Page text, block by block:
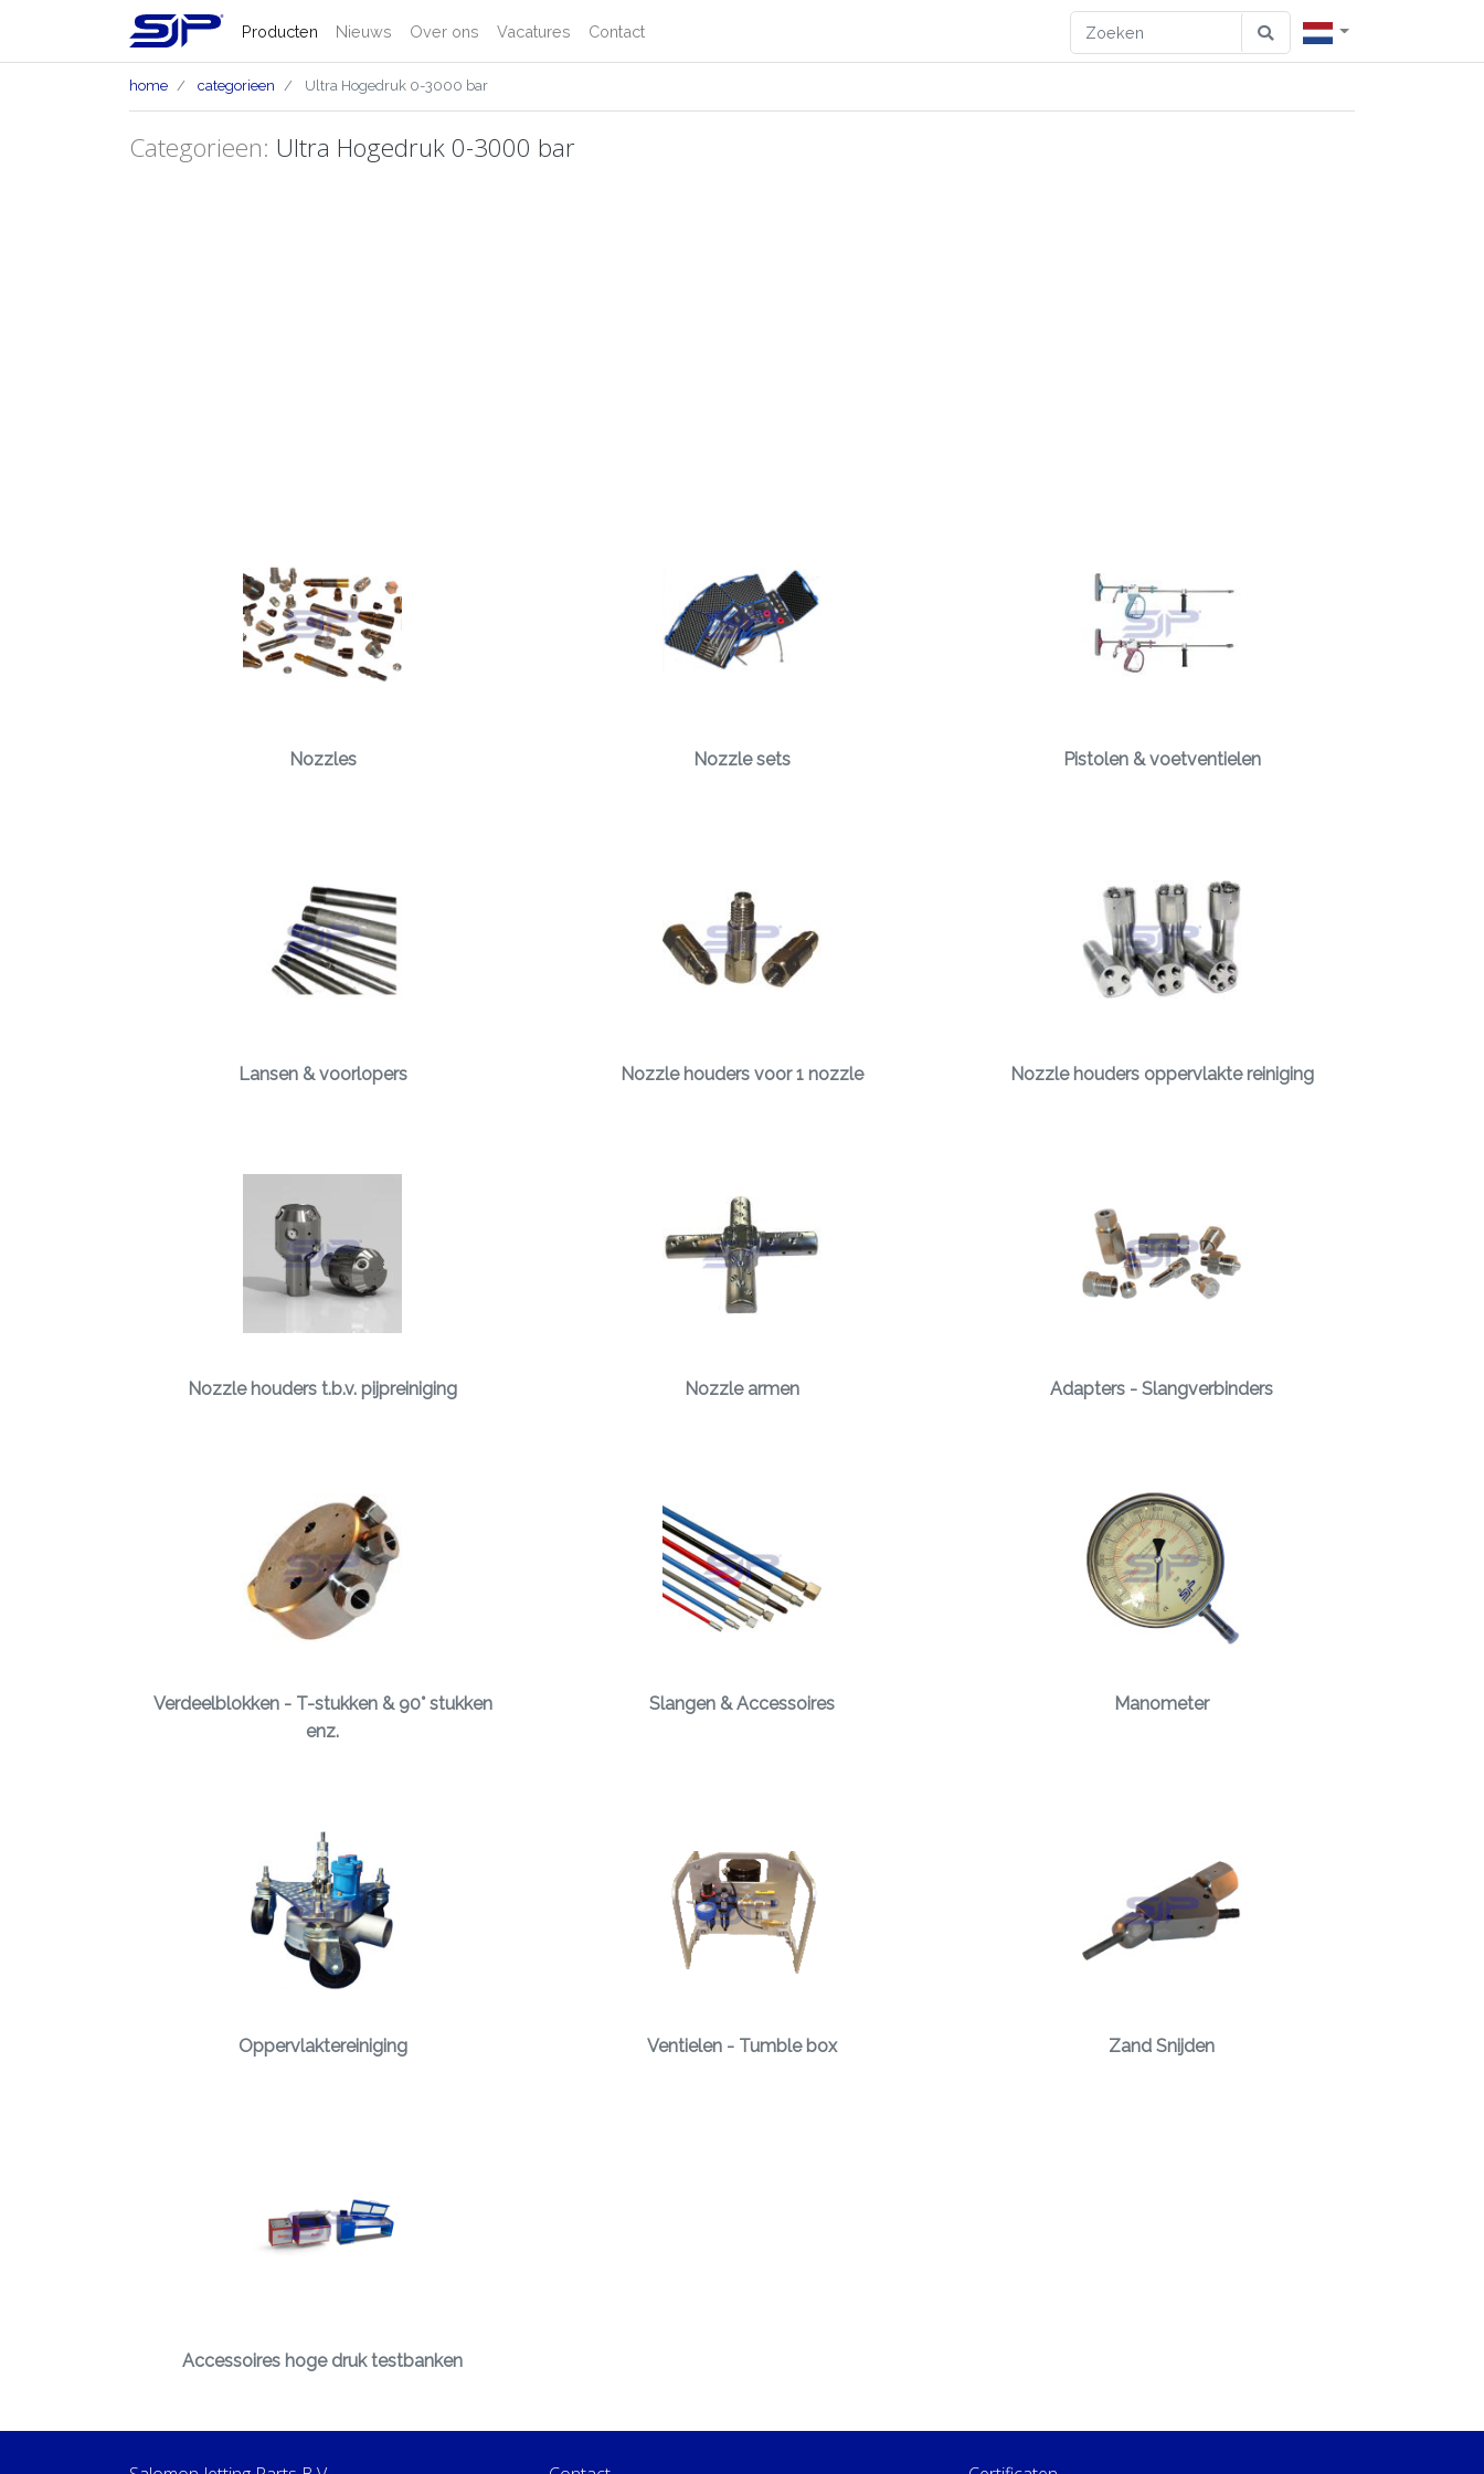
Producten Nieuws Over ons Vacatures Contact
home categorieen Ultra Hogedruk 0-3000 bar
Categorieen: Ultra Hogedruk 0-3000 bar
Nozzles Nozzle sets Pistolen & voetventielen
Lansen & voorlopers Nozzle houders voor 1 nozzle Nozzle houders oppervlakte reiniging
Nozzle houders t.b.v. pijpreiniging Nozzle armen Adapters - Slangverbinders
Verdeelblokken - T-stukken & 90° stukken
enz.
Slangen & Accessoires Manometer
Oppervlaktereiniging Ventielen - Tumble box Zand Snijden
Accessoires hoge druk testbanken